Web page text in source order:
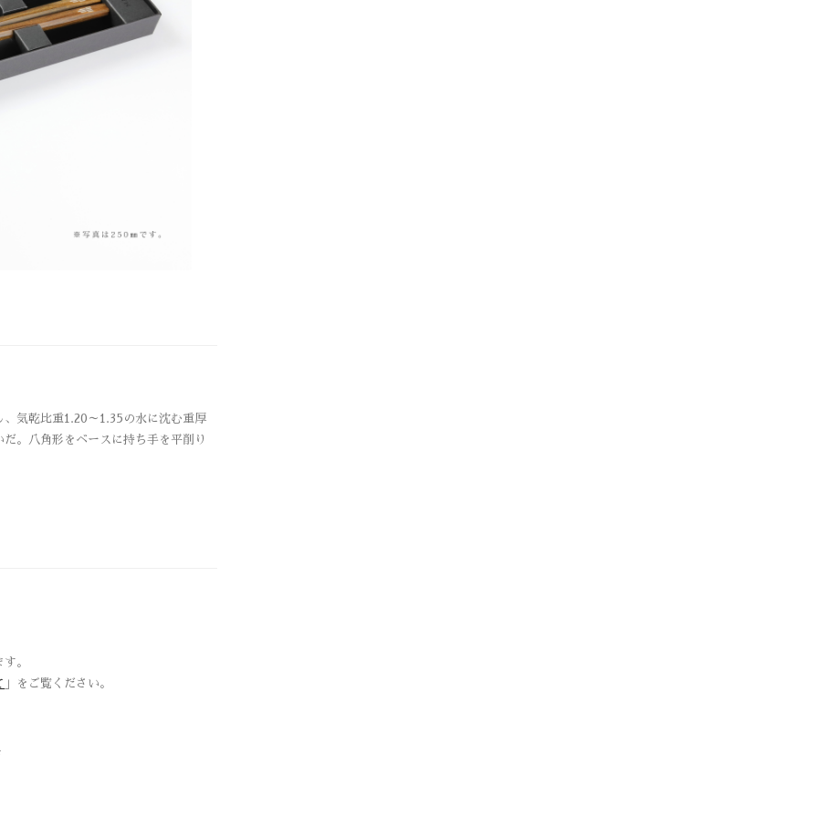
気乾比重1.20～1.35の水に沈む重厚
。八角形をベースに持ち手を平削り
。
」をご覧ください。